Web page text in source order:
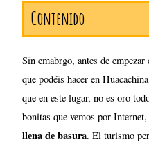
Contenido
Sin emabrgo, antes de
que podéis hacer en
que en este lugar, no es oro
bonitas que vemos por
llena de basura. El turismo